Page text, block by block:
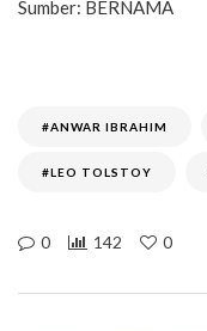
Sumber: BERNAMA
#ANWAR IBRAHIM
#LEO TOLSTOY
0 142 0